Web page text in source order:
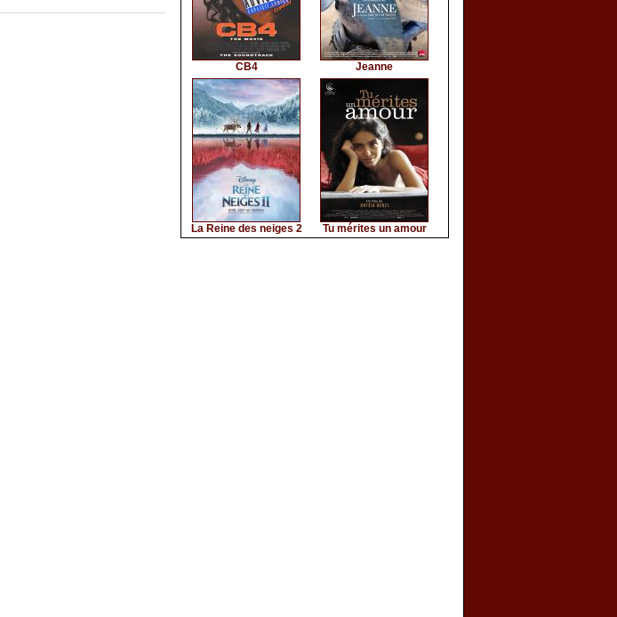
CB4 Jeanne
La Reine des neiges 2 Tu mérites un amour